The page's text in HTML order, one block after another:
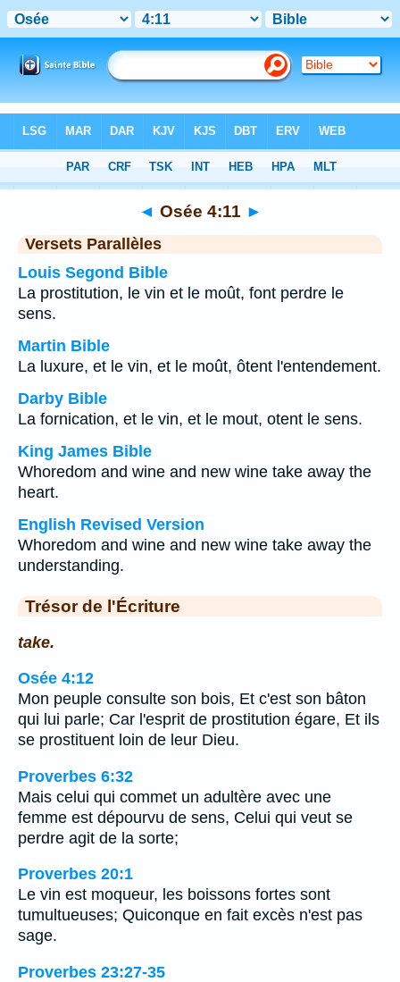
Chapitre 4> Verset 11
◄ Osée 4:11 ►
Versets Parallèles
Louis Segond Bible
La prostitution, le vin et le moût, font perdre le
sens.
Martin Bible
La luxure, et le vin, et le moût, ôtent l'entendement.
Darby Bible
La fornication, et le vin, et le mout, otent le sens.
King James Bible
Whoredom and wine and new wine take away the
heart.
English Revised Version
Whoredom and wine and new wine take away the
understanding.
Trésor de l'Écriture
take.
Osée 4:12
Mon peuple consulte son bois, Et c'est son bâton
qui lui parle; Car l'esprit de prostitution égare, Et ils
se prostituent loin de leur Dieu.
Proverbes 6:32
Mais celui qui commet un adultère avec une
femme est dépourvu de sens, Celui qui veut se
perdre agit de la sorte;
Proverbes 20:1
Le vin est moqueur, les boissons fortes sont
tumultueuses; Quiconque en fait excès n'est pas
sage.
Proverbes 23:27-35